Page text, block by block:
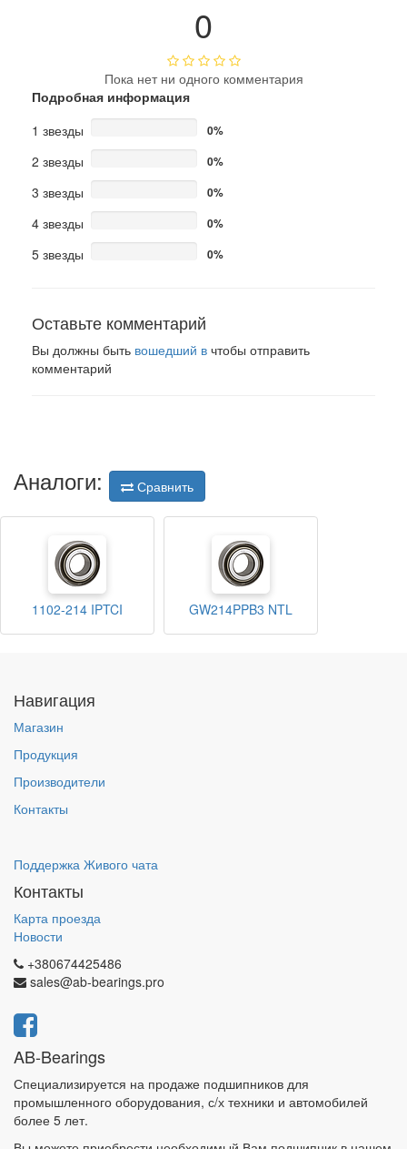
0
Пока нет ни одного комментария
Подробная информация
1 звезды
0%
2 звезды 0%
3 звезды 0%
4 звезды 0%
5 звезды 0%
Оставьте комментарий
Вы должны быть вошедший в чтобы отправить
комментарий
Аналоги: Сравнить
1102-214 IPTCI GW214PPB3 NTL
Навигация
Магазин
Продукция
Производители
Контакты
Поддержка Живого чата
Контакты
Карта проезда
Новости
+380674425486
sales@ab-bearings.pro
AB-Bearings
Специализируется на продаже подшипников для
промышленного оборудования, с/х техники и автомобилей
более 5 лет.